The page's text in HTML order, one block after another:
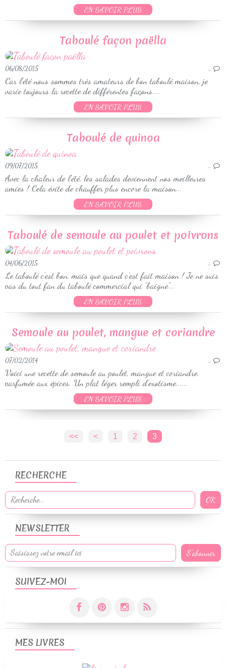
EN SAVOIR PLUS
Taboulé façon paëlla
06/08/2015 …
Car l'été nous sommes très amateurs de bon taboulé maison, je
varie toujours la recette de différentes façons....
EN SAVOIR PLUS
Taboulé de quinoa
09/07/2015 …
Avec la chaleur de l'été, les salades deviennent nos meilleures
amies ! Cela évite de chauffer plus encore la maison...
EN SAVOIR PLUS
Taboulé de semoule au poulet et poivrons
04/06/2015 …
Le taboulé c'est bon, mais que quand c'est fait maison ! Je ne suis
pas du tout fan du taboulé commercial qui "baigne"...
EN SAVOIR PLUS
Semoule au poulet, mangue et coriandre
07/02/2014 …
Voici une recette de semoule au poulet, mangue et coriandre,
parfumée aux épices. Un plat léger rempli d'exotisme......
EN SAVOIR PLUS
<< < 1 2 3
NEWSLETTER
SUIVEZ-MOI
RECHERCHE
MES LIVRES